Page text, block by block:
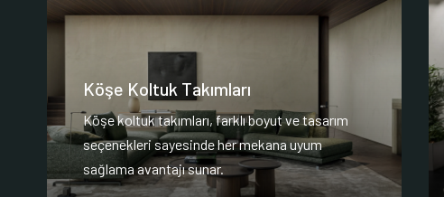
Köşe Koltuk Takımları
Köşe koltuk takımları, farklı boyut ve tasarım
seçenekleri sayesinde her mekana uyum
sağlama avantajı sunar.